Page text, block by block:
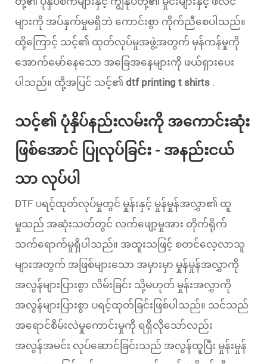
များကို အပ်နှက်မှုမရှိဘဲ ကောင်းစွာ ကိုက်ညီစေပါသည်။
ထို့ကြောင့် သင့်၏ ထုတ်လုပ်မှုအဖွဲ့အတွက် မှန်ကန်မှုကို
အောက်မော်နေသော အခြေအနေများကို ဖယ်ရှားပေး
ပါသည်။ ထို့အပြင် သင့်၏ dtf printing t shirts .
သင့်၏ ပုံနှိပ်နည်းလမ်းကို အကောင်းဆုံး
ဖြစ်အောင် ပြုလုပ်ခြင်း - အနည်းငယ်
သာ လုပ်ပါ
DTF ပရင့်ထုတ်လုပ်မှုတွင် မှုန်းနှင့် မှုန်မှုန်အလွှာ၏ ထူ
မှုသည် အဆုံးသတ်တွင် လက်ဖျော့မှုအား တိုက်ရိုက်
သက်ရောက်မှုရှိပါသည်။ အထူးသဖြင့် စတင်လေ့လာသူ
များအတွက် အဖြစ်များသော အမှားမှာ မှုန်မှုန်အလွှာကို
အလွန်များပြားစွာ လိမ်းခြင်း သို့မဟုတ် မှုန်းအလွှာကို
အလွန်များပြားစွာ ပရင့်ထုတ်ခြင်းဖြစ်ပါသည်။ သင်သည်
အရောင်စိမ်းလဲမှုကောင်းမှုကို ရရှိလိုသော်လည်း
အလွန်အမင်း လုပ်ဆောင်ခြင်းသည် အလွန်ထူပြီး မှုန်းမှုန်